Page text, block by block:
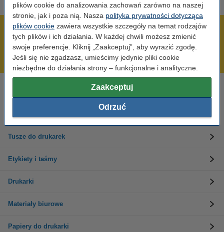
plików cookie do analizowania zachowań zarówno na naszej
stronie, jak i poza nią. Nasza polityka prywatności dotycząca
plików cookie zawiera wszystkie szczegóły na temat rodzajów
tych plików i ich działania. W każdej chwili możesz zmienić
swoje preferencje. Kliknij „Zaakceptuj”, aby wyrazić zgodę.
Jeśli się nie zgadzasz, umieścimy jedynie pliki cookie
niezbędne do działania strony – funkcjonalne i analityczne.
Zaakceptuj
Odrzuć
600 tysięcy zadowolonych klientów
Wysyłka już dzisiaj!
Najniższe ceny!
Potrzebujesz pomocy?
Skontaktuj się z nami 123 123 270
Pn-Pt od 8:00 do 16:00
Tusze do drukarek
Etykiety i taśmy
Drukarki
Materiały biurowe
Papiery do drukarki